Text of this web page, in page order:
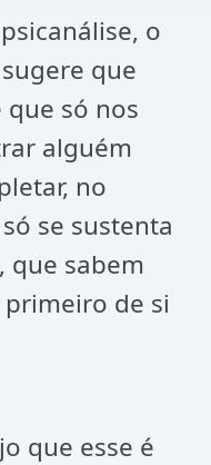
o
que
só nos
alguém
no
se sustenta
que sabem
de si
que esse é